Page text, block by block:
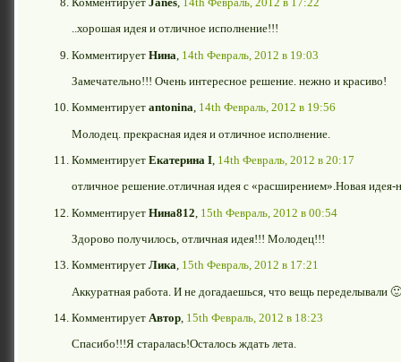
..хорошая идея и отличное исполнение!!!
Комментирует Нина 14th Февраль, 2012 в 19:03
Замечательно!!! Очень интересное решение. нежно и красиво!
Комментирует antonina, 14th Февраль, 2012 в 19:56
Молодец. прекрасная идея и отличное исполнение.
Комментирует Екатерина I 14th Февраль, 2012 в 20:17
отличное решение.отличная идея с «расширением».Новая идея-
Комментирует Нина812 15th Февраль, 2012 в 00:54
Здорово получилось, отличная идея!!! Молодец!!!
Комментирует Лика, 15th Февраль, 2012 в 17:21
Аккуратная работа. И не догадаешься, что вещь переделывали 🙂
Комментирует Автор 15th Февраль, 2012 в 18:23
Спасибо!!!Я старалась!Осталось ждать лета.